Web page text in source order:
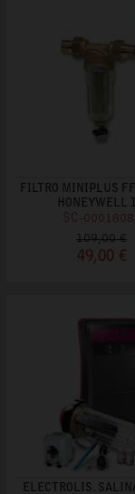
FILTRO MINIPLUS
HONEYWELL
SC-
109,00 €
49,00 €
ELECTROLIS.